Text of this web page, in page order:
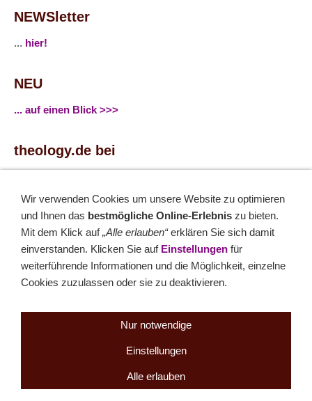
NEWSletter
... hier!
NEU
... auf einen Blick >>>
theology.de bei
... Twitter
Monatsrätsel
Rätseln & Gewinnen!
Über unsKontakt
Wir verwenden Cookies um unsere Website zu optimieren
und Ihnen das bestmögliche Online-Erlebnis zu bieten.
Mit dem Klick auf„Alle erlauben“erklären Sie sich damit
einverstanden. Klicken Sie auf Einstellungen für
weiterführende Informationen und die Möglichkeit, einzelne
Cookies zuzulassen oder sie zu deaktivieren.
Nur notwendige
Einstellungen
Alle erlauben